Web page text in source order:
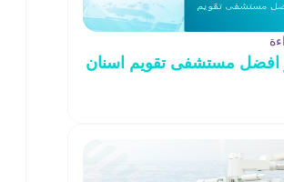
افضل مستشفى تقويم اسنان